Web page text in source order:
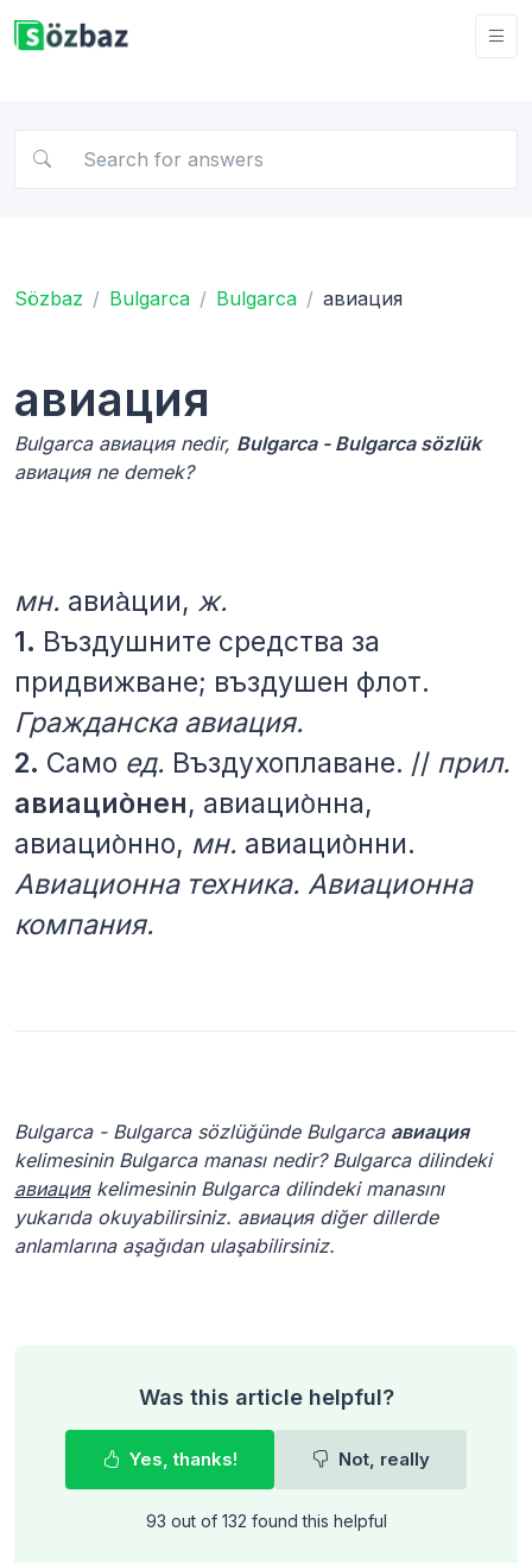
Sözbaz Bulgarca Bulgarca авиация
авиация
Bulgarca авиация nedir, Bulgarca - Bulgarca sözlük
авиация ne demek?
мн. авиа̀ции, ж.
1. Въздушните средства за
придвижване; въздушен флот.
Гражданска авиация.
2. Само ед. Въздухоплаване. // прил.
авиацио̀нен, авиацио̀нна,
авиацио̀нно, мн. авиацио̀нни.
Авиационна техника. Авиационна
компания.
Bulgarca - Bulgarca sözlüğünde Bulgarca авиация
kelimesinin Bulgarca manası nedir? Bulgarca dilindeki
авиацияkelimesinin Bulgarca dilindeki manasını
yukarıda okuyabilirsiniz. авиация diğer dillerde
anlamlarına aşağıdan ulaşabilirsiniz.
Was this article helpful?
Yes, thanks! Not, really
93 out of 132 found this helpful